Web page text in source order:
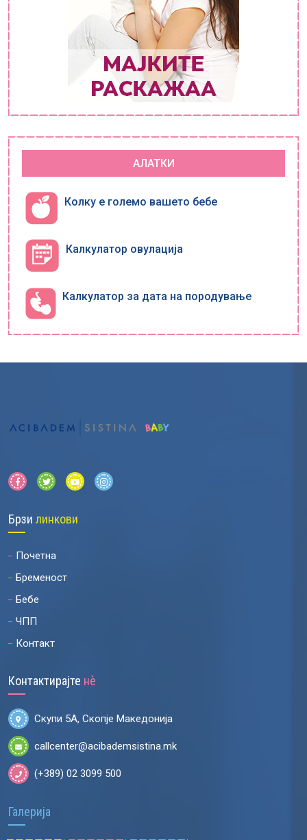
АЛАТКИ
Колку е големо вашето бебе
Калкулатор овулација
Калкулатор за дата на породување
Брзи линкови
Почетна
Бременост
Бебе
ЧПП
Контакт
Контактирајте нѐ
Скупи 5А, Скопје Македонија
callcenter@acibademsistina.mk
(+389) 02 3099 500
Галерија